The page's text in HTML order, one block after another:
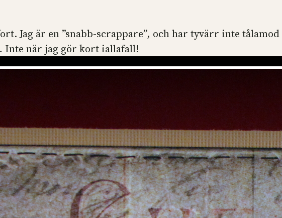
Jag är en ”snabb-scrappare”, och har tyvärr inte
Inte när jag gör kort iallafall!